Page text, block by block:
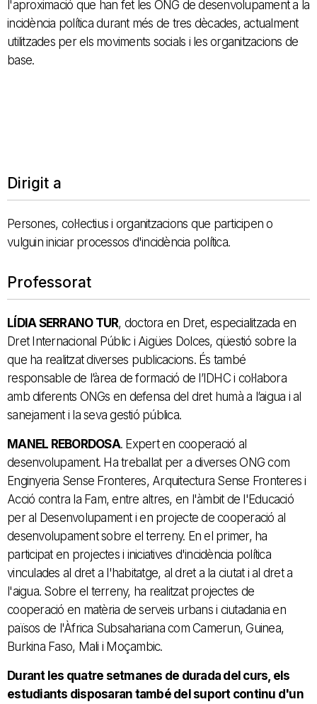
l'aproximació que han fet les ONG de desenvolupament a la
incidència política durant més de tres dècades, actualment
utilitzades per els moviments socials i les organitzacions de
base.
Dirigit a
Persones, col·lectius i organitzacions que participen o
vulguin iniciar processos d'incidència política.
Professorat
LÍDIA SERRANO TUR, doctora en Dret, especialitzada en
Dret Internacional Públic i Aigües Dolces, qüestió sobre la
que ha realitzat diverses publicacions. És també
responsable de l’àrea de formació de l’IDHC i col·labora
amb diferents ONGs en defensa del dret humà a l’aigua i al
sanejament i la seva gestió pública.
MANEL REBORDOSA. Expert en cooperació al
desenvolupament. Ha treballat per a diverses ONG com
Enginyeria Sense Fronteres, Arquitectura Sense Fronteres i
Acció contra la Fam, entre altres, en l'àmbit de l'Educació
per al Desenvolupament i en projecte de cooperació al
desenvolupament sobre el terreny. En el primer, ha
participat en projectes i iniciatives d'incidència política
vinculades al dret a l'habitatge, al dret a la ciutat i al dret a
l'aigua. Sobre el terreny, ha realitzat projectes de
cooperació en matèria de serveis urbans i ciutadania en
països de l'Àfrica Subsahariana com Camerun, Guinea,
Burkina Faso, Mali i Moçambic.
Durant les quatre setmanes de durada del curs, els
estudiants disposaran també del suport continu d'un